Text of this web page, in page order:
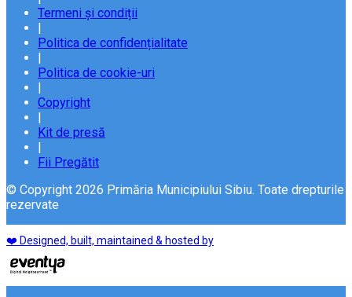
Termeni și condiții
|
Politica de confidențialitate
|
Politica de cookie-uri
|
Copyright
|
Kit de presă
|
Fii Pregătit
© Copyright 2026 Primăria Municipiului Sibiu. Toate drepturile
rezervate
❤️ Designed, built, maintained & hosted by